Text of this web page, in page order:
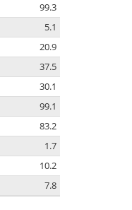
99.3
5.1
20.9
37.5
30.1
99.1
83.2
1.7
10.2
7.8